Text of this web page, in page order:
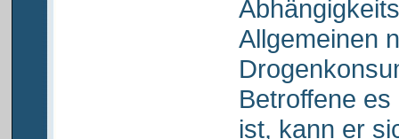
Allgemeinen
Betroffene
ist, kann er